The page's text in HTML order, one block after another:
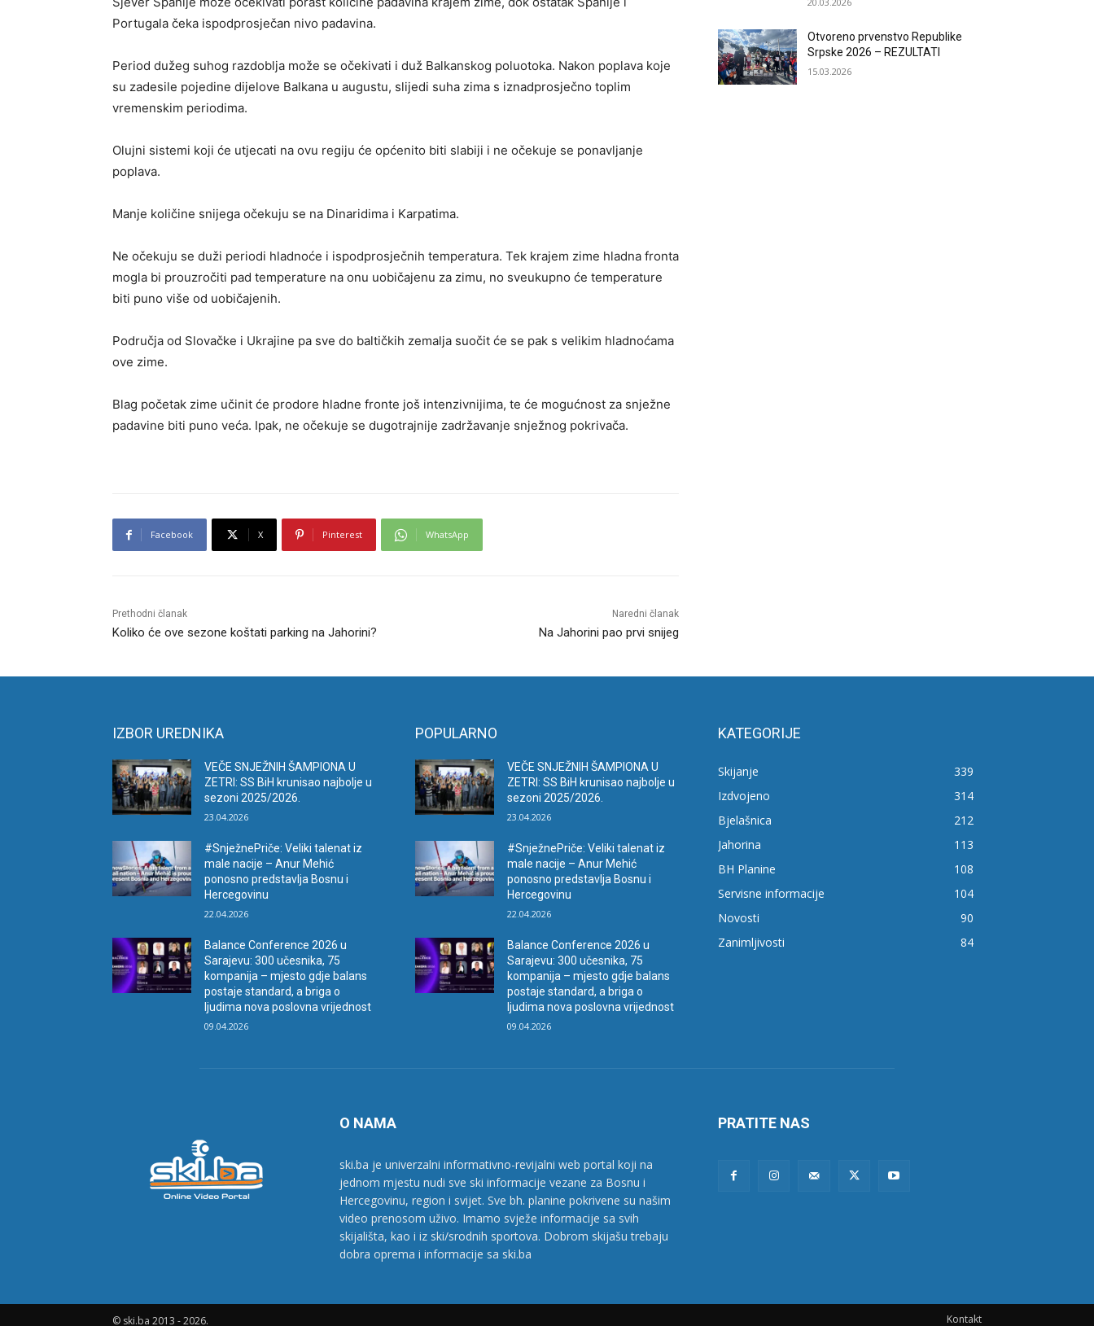
Portugala čeka ispodprosječan nivo padavina.
Period dužeg suhog razdoblja može se očekivati i duž Balkanskog poluotoka. Nakon poplava koje
su zadesile pojedine dijelove Balkana u augustu, slijedi suha zima s iznadprosječno toplim
vremenskim periodima.
Olujni sistemi koji će utjecati na ovu regiju će općenito biti slabiji i ne očekuje se ponavljanje
poplava.
Manje količine snijega očekuju se na Dinaridima i Karpatima.
Ne očekuju se duži periodi hladnoće i ispodprosječnih temperatura. Tek krajem zime hladna fronta
mogla bi prouzročiti pad temperature na onu uobičajenu za zimu, no sveukupno će temperature
biti puno više od uobičajenih.
Područja od Slovačke i Ukrajine pa sve do baltičkih zemalja suočit će se pak s velikim hladnoćama
ove zime.
Blag početak zime učinit će prodore hladne fronte još intenzivnijima, te će mogućnost za snježne
padavine biti puno veća. Ipak, ne očekuje se dugotrajnije zadržavanje snježnog pokrivača.
Facebook X Pinterest WhatsApp
Prethodni članak
Koliko će ove sezone koštati parking na Jahorini?
Naredni članak
Na Jahorini pao prvi snijeg
Otvoreno prvenstvo Republike
Srpske 2026 – REZULTATI
15.03.2026
IZBOR UREDNIKA
VEČE SNJEŽNIH ŠAMPIONA U
ZETRI: SS BiH krunisao najbolje u
sezoni 2025/2026.
23.04.2026
#SnježnePriče: Veliki talenat iz
male nacije – Anur Mehić
ponosno predstavlja Bosnu i
Hercegovinu
22.04.2026
Balance Conference 2026 u
Sarajevu: 300 učesnika, 75
kompanija – mjesto gdje balans
postaje standard, a briga o
ljudima nova poslovna vrijednost
09.04.2026
POPULARNO
VEČE SNJEŽNIH ŠAMPIONA U
ZETRI: SS BiH krunisao najbolje u
sezoni 2025/2026.
23.04.2026
#SnježnePriče: Veliki talenat iz
male nacije – Anur Mehić
ponosno predstavlja Bosnu i
Hercegovinu
22.04.2026
Balance Conference 2026 u
Sarajevu: 300 učesnika, 75
kompanija – mjesto gdje balans
postaje standard, a briga o
ljudima nova poslovna vrijednost
09.04.2026
KATEGORIJE
Skijanje
339
Izdvojeno
314
Bjelašnica
212
Jahorina
113
BH Planine
108
Servisne informacije
104
Novosti
90
Zanimljivosti
84
O NAMA
ski.ba je univerzalni informativno-revijalni web portal koji na
jednom mjestu nudi sve ski informacije vezane za Bosnu i
Hercegovinu, region i svijet. Sve bh. planine pokrivene su našim
video prenosom uživo. Imamo svježe informacije sa svih
skijališta, kao i iz ski/srodnih sportova. Dobrom skijašu trebaju
dobra oprema i informacije sa ski.ba
PRATITE NAS
© ski.ba 2013 - 2026. Kontakt